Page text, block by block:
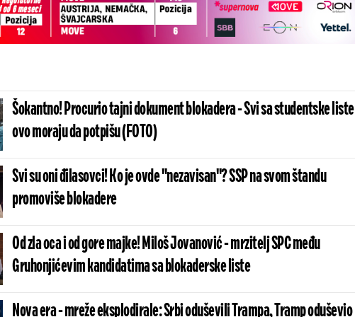
Šokantno! Procurio tajni dokument blokadera - Svi sa studentske liste
ovo moraju da potpišu (FOTO)
Svi su oni đilasovci! Ko je ovde "nezavisan"? SSP na svom štandu
promoviše blokadere
Od zla oca i od gore majke! Miloš Jovanović - mrzitelj SPC među
Gruhonjićevim kandidatima sa blokaderske liste
Nova era - mreže eksplodirale: Srbi oduševili Trampa, Tramp oduševio